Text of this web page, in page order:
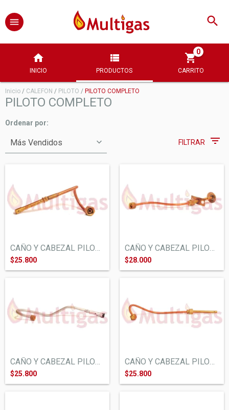
INICIO PRODUCTOS CARRITO
0
Inicio / CALEFON / PILOTO / PILOTO COMPLETO
PILOTO COMPLETO
Ordenar por:
FILTRAR
CAÑO Y CABEZAL PILOTO CALEFON HEINEKEN 2...
$25.800
CAÑO Y CABEZAL PILOTO CALEFON ORO AZUL T...
$28.000
CAÑO Y CABEZAL PILOTO CALEFON VOLCAN BN1...
$25.800
CAÑO Y CABEZAL PILOTO CALEFON UNIVERSAL
$25.800